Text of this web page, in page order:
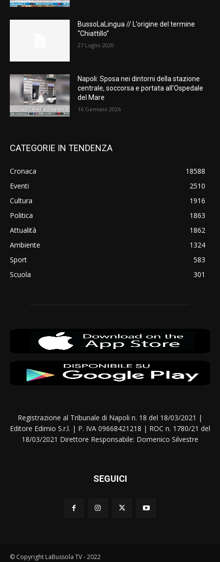
BussoLaLingua // L’origine del termine
“Chiattillo”
27 Luglio 2020
Napoli: Sposa nei dintorni della stazione
centrale, soccorsa e portata all’Ospedale
del Mare
16 Gennaio 2026
CATEGORIE IN TENDENZA
Cronaca
18588
Eventi
2510
Cultura
1916
Politica
1863
Attualità
1862
Ambiente
1324
Sport
583
Scuola
301
Registrazione al Tribunale di Napoli n. 18 del 18/03/2021 |
Editore Edimio S.r.l. | P. IVA 09668421218 | ROC n. 1780/21 del
18/03/2021 Direttore Responsabile: Domenico Silvestre
SEGUICI
© Copyright LaBussola TV - 2022